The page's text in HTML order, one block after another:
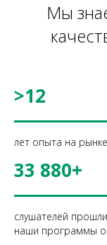
Мы
>12
лет опыта на
33 880+
слушателей прошли
наши программы